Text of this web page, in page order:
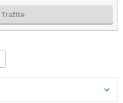
Tražite